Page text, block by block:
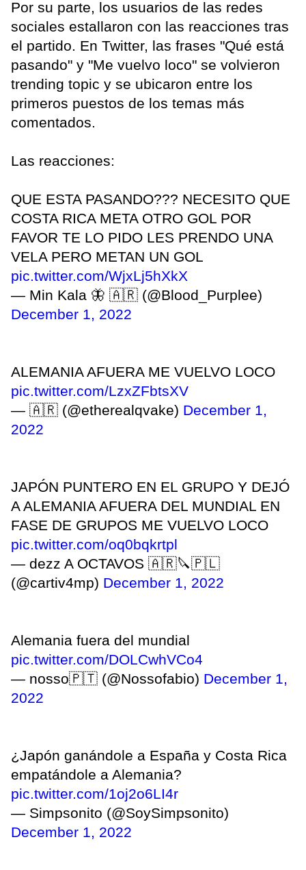
Por su parte, los usuarios de las redes
sociales estallaron con las reacciones tras
el partido. En Twitter, las frases "Qué está
pasando" y "Me vuelvo loco" se volvieron
trending topic y se ubicaron entre los
primeros puestos de los temas más
comentados.
Las reacciones:
QUE ESTA PASANDO??? NECESITO QUE
COSTA RICA META OTRO GOL POR
FAVOR TE LO PIDO LES PRENDO UNA
VELA PERO METAN UN GOL
pic.twitter.com/WjxLj5hXkX
— Min Kala 🦋 🇦🇷 (@Blood_Purplee)
December 1, 2022
ALEMANIA AFUERA ME VUELVO LOCO
pic.twitter.com/LzxZFbtsXV
— 🇦🇷 (@etherealqvake) December 1,
2022
JAPÓN PUNTERO EN EL GRUPO Y DEJÓ
A ALEMANIA AFUERA DEL MUNDIAL EN
FASE DE GRUPOS ME VUELVO LOCO
pic.twitter.com/oq0bqkrtpl
— dezz A OCTAVOS 🇦🇷🔪🇵🇱
(@cartiv4mp) December 1, 2022
Alemania fuera del mundial
pic.twitter.com/DOLCwhVCo4
— nosso🇵🇹 (@Nossofabio) December 1,
2022
¿Japón ganándole a España y Costa Rica
empatándole a Alemania?
pic.twitter.com/1oj2o6LI4r
— Simpsonito (@SoySimpsonito)
December 1, 2022